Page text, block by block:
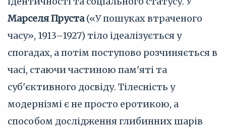
Марселя Пруста(«У пошуках втраченого
часу», 1913–1927) тіло ідеалізується у
спогадах, а потім поступово розчиняється в
часі, стаючи частиною пам'яті та
суб'єктивного досвіду. Тілесність у
модернізмі є не просто еротикою, а
способом дослідження глибинних шарів